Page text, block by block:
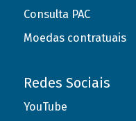
Consulta PAC
Moedas contratuais
Redes Sociais
YouTube